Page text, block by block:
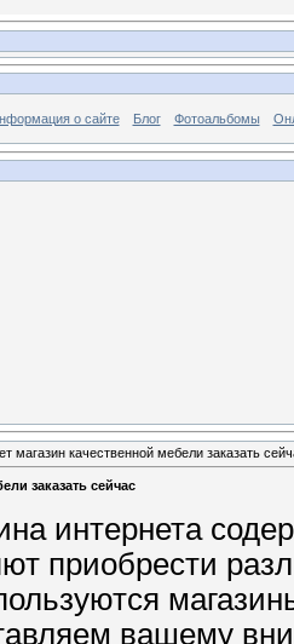
о сайте Блог Фотоальбомы
магазин качественной мебели заказать
заказать сейчас
интернета
приобрести
вашему